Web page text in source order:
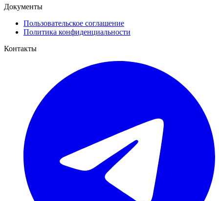
Документы
Пользовательское соглашение
Политика конфиденциальности
Контакты